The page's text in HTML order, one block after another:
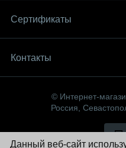
Сертификаты
Контакты
© Интернет-
Россия,
Данный веб-сайт